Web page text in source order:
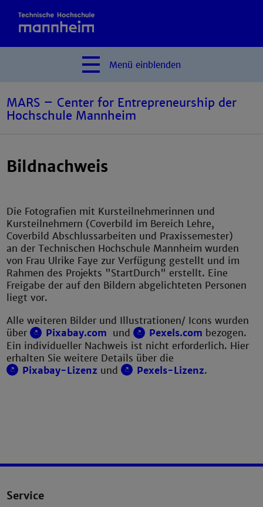
Menü einblenden
MARS – Center for Entrepreneurship der
Hochschule Mannheim
Bildnachweis
Die Fotografien mit Kursteilnehmerinnen und
Kursteilnehmern (Coverbild im Bereich Lehre,
Coverbild Abschlussarbeiten und Praxissemester)
an der Technischen Hochschule Mannheim wurden
von Frau Ulrike Faye zur Verfügung gestellt und im
Rahmen des Projekts "StartDurch" erstellt. Eine
Freigabe der auf den Bildern abgelichteten Personen
liegt vor.
Alle weiteren Bilder und Illustrationen/ Icons wurden
über
Pixabay.com und Pexels.com bezogen.
Ein individueller Nachweis ist nicht erforderlich. Hier
erhalten Sie weitere Details über die
Pixabay-Lizenz und Pexels-Lizenz.
Service